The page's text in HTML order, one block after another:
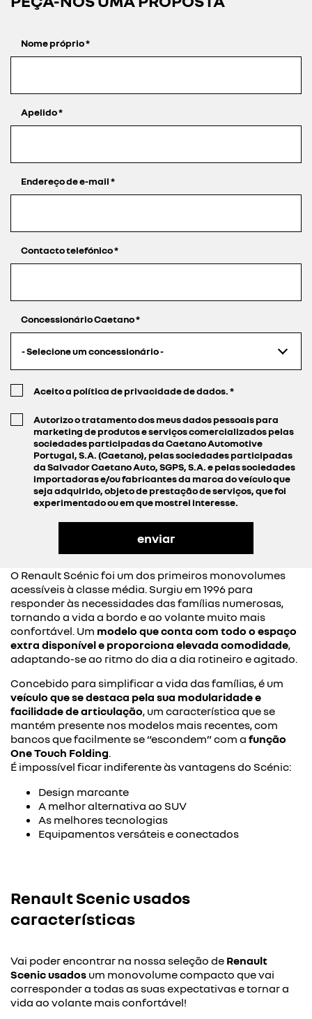
Nome próprio*
Apelido*
Endereço de e-mail*
Contacto telefónico*
Concessionário Caetano*
- Selecione um concessionário -
Aceito a política de privacidade de dados.*
Autorizo o tratamento dos meus dados pessoais para
marketing de produtos e serviços comercializados pelas
sociedades participadas da Caetano Automotive
Portugal, S.A. (Caetano), pelas sociedades participadas
da Salvador Caetano Auto, SGPS, S.A. e pelas sociedades
importadoras e/ou fabricantes da marca do veículo que
seja adquirido, objeto de prestação de serviços, que foi
experimentado ou em que mostrei interesse.
O Renault Scénic foi um dos primeiros monovolumes
acessíveis à classe média. Surgiu em 1996 para
responder às necessidades das famílias numerosas,
tornando a vida a bordo e ao volante muito mais
confortável. Um modelo que conta com todo o espaço
extra disponível e proporciona elevada comodidade,
adaptando-se ao ritmo do dia a dia rotineiro e agitado.
Concebido para simplificar a vida das famílias, é um
veículo que se destaca pela sua modularidade e
facilidade de articulação, um característica que se
mantém presente nos modelos mais recentes, com
bancos que facilmente se “escondem” com a função
One Touch Folding.
É impossível ficar indiferente às vantagens do Scénic:
Design marcante
A melhor alternativa ao SUV
As melhores tecnologias
Equipamentos versáteis e conectados
Renault Scenic usados
características
Vai poder encontrar na nossa seleção de Renault
Scenic usados um monovolume compacto que vai
corresponder a todas as suas expectativas e tornar a
vida ao volante mais confortável!